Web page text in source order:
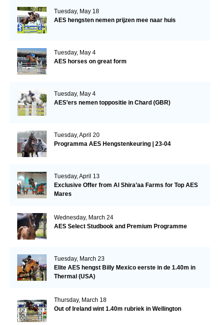
Tuesday, May 18
AES hengsten nemen prijzen mee naar huis
Tuesday, May 4
AES horses on great form
Tuesday, May 4
AES’ers nemen toppositie in Chard (GBR)
Tuesday, April 20
Programma AES Hengstenkeuring | 23-04
Tuesday, April 13
Exclusive Offer from Al Shira’aa Farms for Top AES
Mares
Wednesday, March 24
AES Select Studbook and Premium Programme
Tuesday, March 23
Elite AES hengst Billy Mexico eerste in de 1.40m in
Thermal (USA)
Thursday, March 18
Out of Ireland wint 1.40m rubriek in Wellington